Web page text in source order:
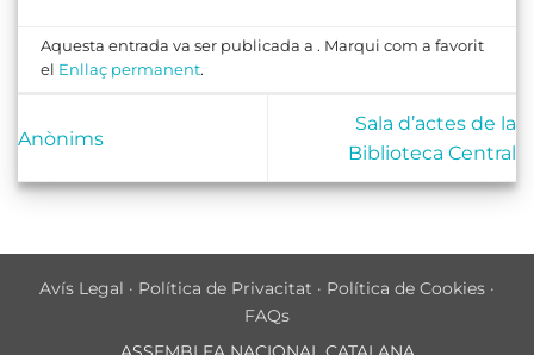
Aquesta entrada va ser publicada a . Marqui com a favorit
el Enllaç permanent.
Anònims
Sala d’actes de la
Biblioteca Central
Avís Legal · Política de Privacitat · Política de Cookies ·
FAQs